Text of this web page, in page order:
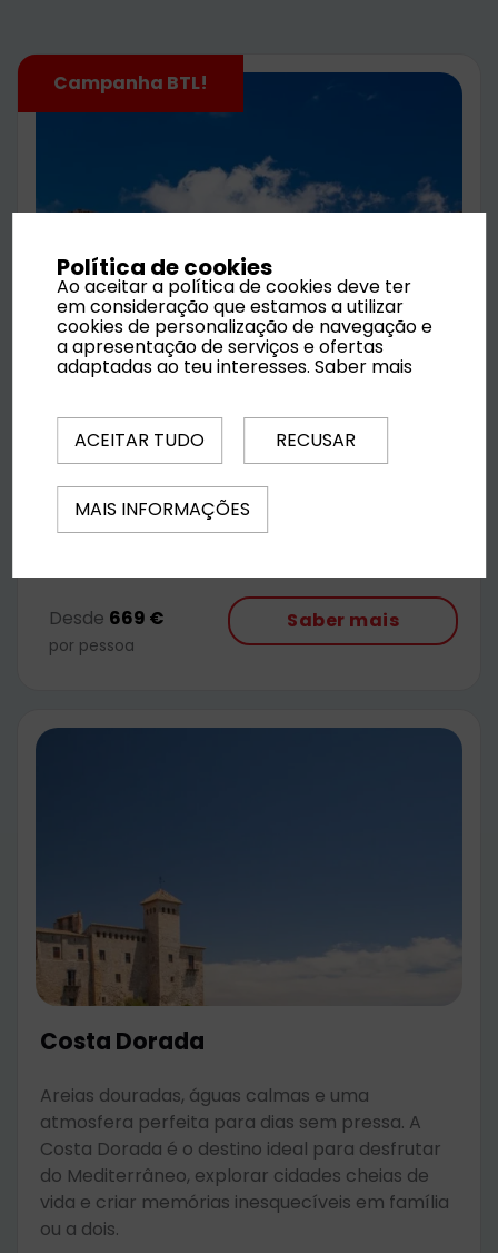
Campanha BTL!
Costa de Almería
Praias douradas, aldeias encantadoras e dias
banhados por sol infinito. A Costa de Almería é
o destino perfeito para relaxar, explorar
paisagens únicas e viver momentos
Desde 669 €
por pessoa
Saber mais
Costa Dorada
Areias douradas, águas calmas e uma
atmosfera perfeita para dias sem pressa. A
Costa Dorada é o destino ideal para desfrutar
do Mediterrâneo, explorar cidades cheias de
vida e criar memórias inesquecíveis em família
ou a dois.
Política de cookies
Ao aceitar a política de cookies deve ter
em consideração que estamos a utilizar
cookies de personalização de navegação e
a apresentação de serviços e ofertas
adaptadas ao teu interesses.Saber mais
ACEITAR TUDO RECUSAR
MAIS INFORMAÇÕES